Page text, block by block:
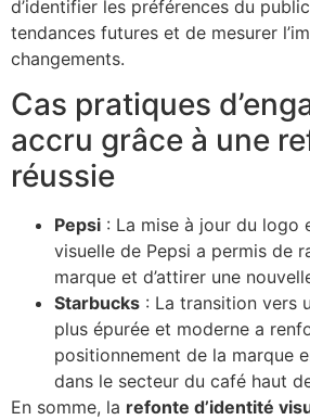
d’identifier les préférences du
tendances futures et de mesurer
changements.
Cas pratiques
accru grâce à une
réussie
Pepsi : La mise à jour du logo
visuelle de Pepsi a permis de
marque et d’attirer une
Starbucks : La transition vers
plus épurée et moderne a
positionnement de la marque
dans le secteur du café haut
En somme, la refonte d’identité